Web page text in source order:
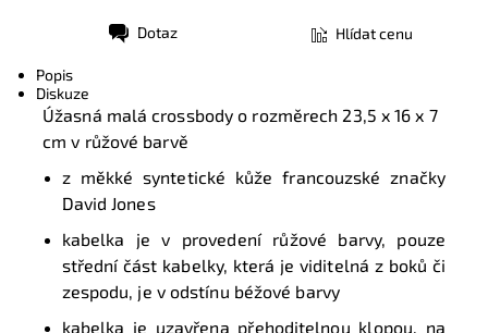
Dotaz Hlídat cenu
Popis
Diskuze
Úžasná malá crossbody o rozměrech 23,5 x 16 x 7
cm v růžové barvě
z měkké syntetické kůže francouzské značky
David Jones
kabelka je v provedení růžové barvy, pouze
střední část kabelky, která je viditelná z boků či
zespodu, je v odstínu béžové barvy
kabelka je uzavřena přehoditelnou klopou, na